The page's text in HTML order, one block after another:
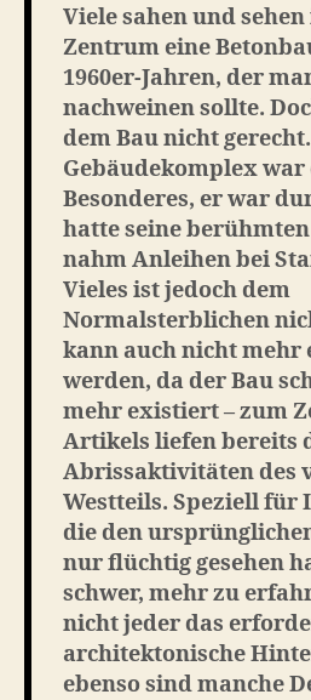
Viele sahen und
Zentrum eine
1960er-Jahren, der
nachweinen sollte.
dem Bau nicht
Gebäudekomplex war
Besonderes, er war
hatte seine
nahm Anleihen bei
Vieles ist jedoch dem
Normalsterblichen
kann auch nicht mehr
werden, da der Bau
mehr existiert – zum
Artikels liefen bereits
Abrissaktivitäten des
Westteils. Speziell für
die den
nur flüchtig gesehen
schwer, mehr zu
nicht jeder das
architektonische
ebenso sind manche